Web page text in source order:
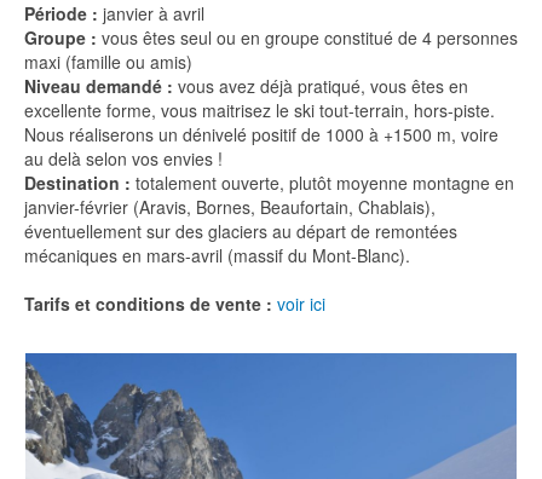
Période : janvier à avril
Groupe : vous êtes seul ou en groupe constitué de 4 personnes
maxi (famille ou amis)
Niveau demandé : vous avez déjà pratiqué, vous êtes en
excellente forme, vous maitrisez le ski tout-terrain, hors-piste.
Nous réaliserons un dénivelé positif de 1000 à +1500 m, voire
au delà selon vos envies !
Destination : totalement ouverte, plutôt moyenne montagne en
janvier-février (Aravis, Bornes, Beaufortain, Chablais),
éventuellement sur des glaciers au départ de remontées
mécaniques en mars-avril (massif du Mont-Blanc).
Tarifs et conditions de vente : voir ici